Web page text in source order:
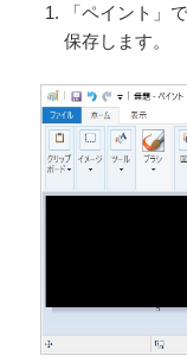
「ペイント」
保存します。